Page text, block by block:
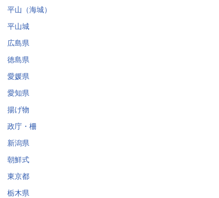
平山（海城）
平山城
広島県
徳島県
愛媛県
愛知県
揚げ物
政庁・柵
新潟県
朝鮮式
東京都
栃木県